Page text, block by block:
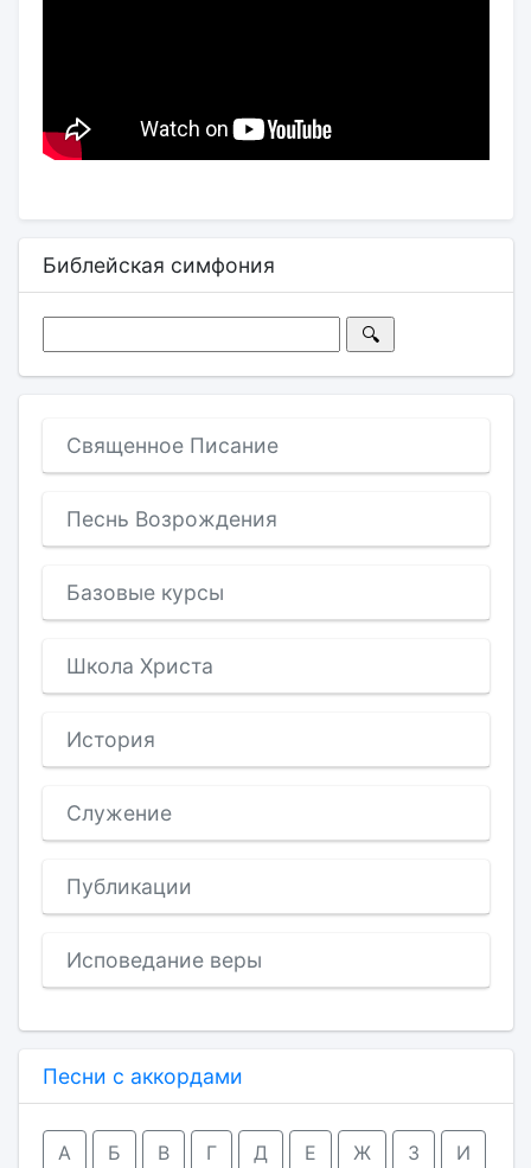
Библейская симфония
Священное Писание
Песнь Возрождения
Базовые курсы
Школа Христа
История
Служение
Публикации
Исповедание веры
Песни с аккордами
А Б В Г Д Е Ж З И